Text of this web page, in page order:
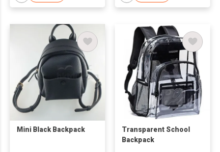
Mini Black Backpack
Transparent School
Backpack